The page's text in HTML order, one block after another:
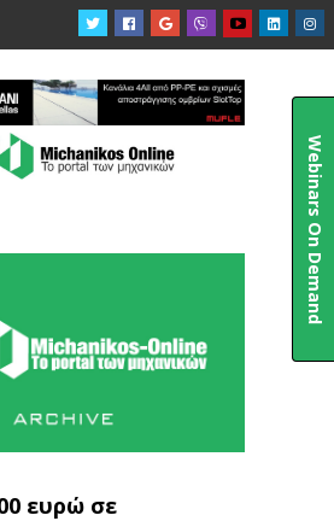

ευρώ σε
Webinars On Demand